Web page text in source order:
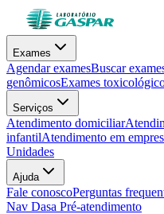
Exames
Agendar examesBuscar
genômicosExames
Serviços
Atendimento domiciliar
infantilAtendimento em
Unidades
Ajuda
Fale conoscoPerguntas
Nav Dasa Pré-atendimento